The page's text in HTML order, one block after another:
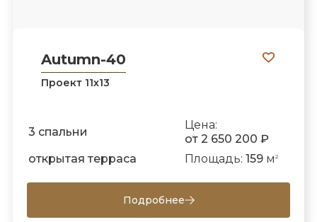
Autumn-40
Проект 11х13
3 спальни
Цена:
от 2 650 200 ₽
открытая терраса
Площадь: 159м 2
Подробнее